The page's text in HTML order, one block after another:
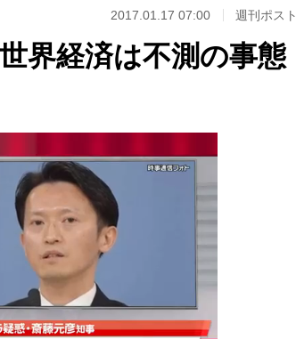
2017.01.17 07:00 週刊ポスト
界経済は不測の事態